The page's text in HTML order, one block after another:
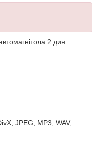
2 дин
JPEG, MP3, WAV,